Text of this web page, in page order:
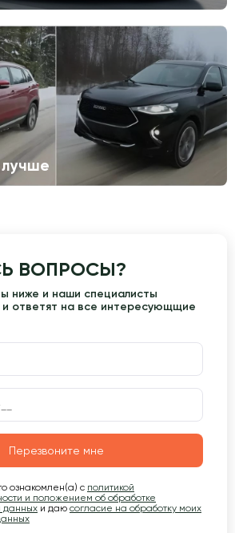
лучше
ВОПРОСЫ?
ниже и наши специалисты
и ответят на все интересующщие
Перезвоните мне
ознакомлен(а) с политикой
и положением об обработке
данных и даю согласие на обработку моих